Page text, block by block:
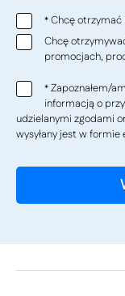
*Chcę otrzymać
Chcę
promocjach,
*Zapoznałem/
informacją o
udzielanymi zgodami
wysyłany jest w formie